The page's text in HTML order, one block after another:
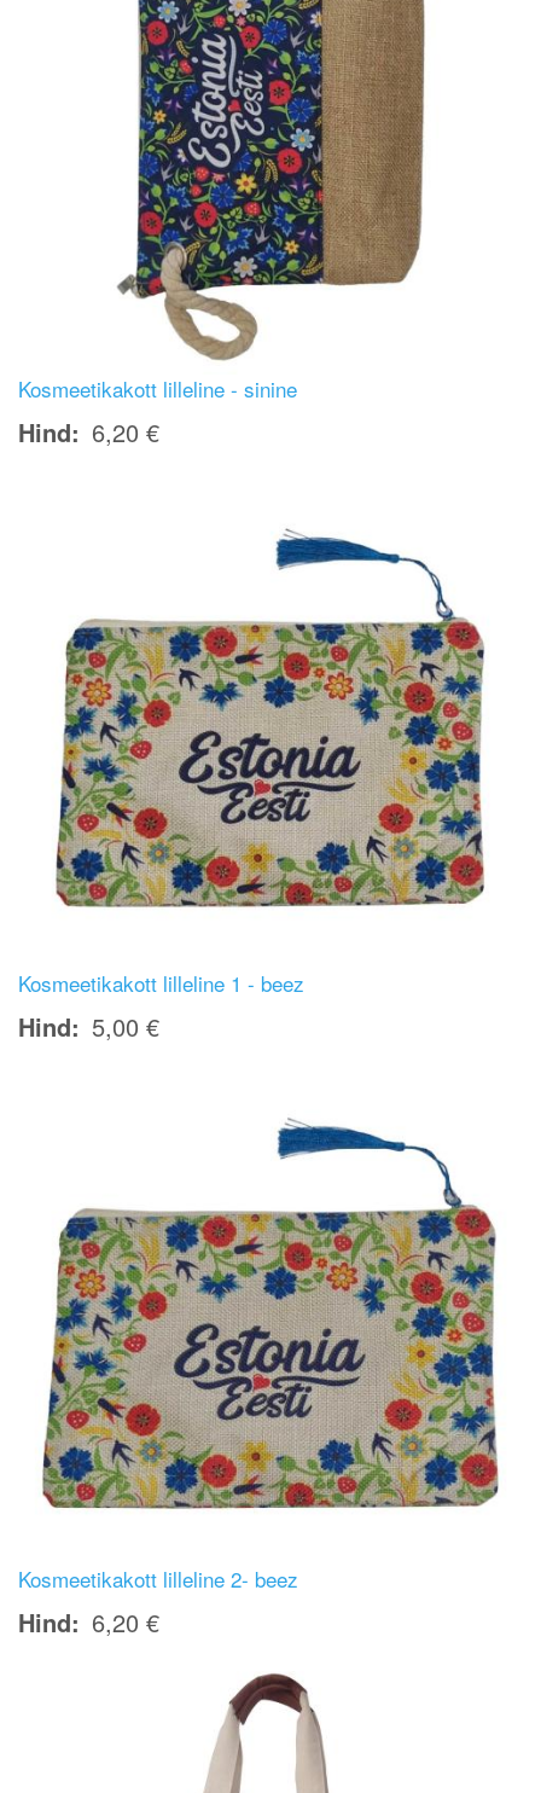
Kosmeetikakott lilleline - sinine
Hind 6,20 €
Kosmeetikakott lilleline 1 - beez
Hind 5,00 €
Kosmeetikakott lilleline 2- beez
Hind 6,20 €